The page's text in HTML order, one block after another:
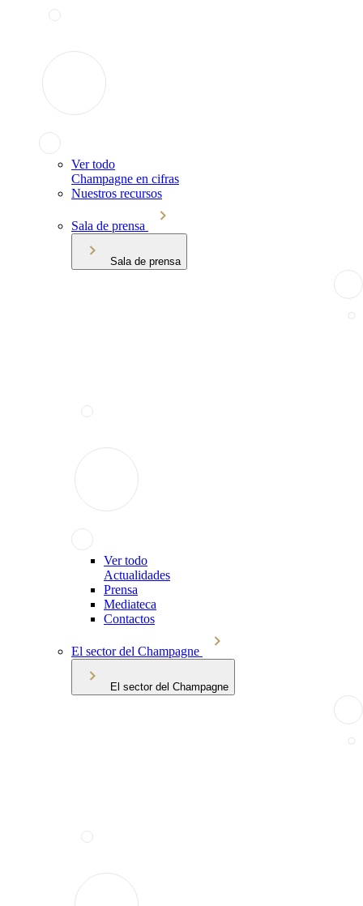
Ver todo
Champagne en cifras
Nuestros recursos
Sala de prensa
Sala de prensa
Ver todo
Actualidades
Prensa
Mediateca
Contactos
El sector del Champagne
El sector del Champagne